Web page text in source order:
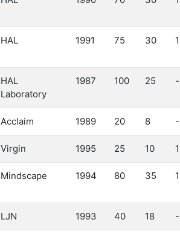
HAL 1991 75 30 1
HAL
Laboratory
1987 100 25 -
Acclaim 1989 20 8 -
Virgin 1995 25 10 1
Mindscape 1994 80 35 1
LJN 1993 40 18 -